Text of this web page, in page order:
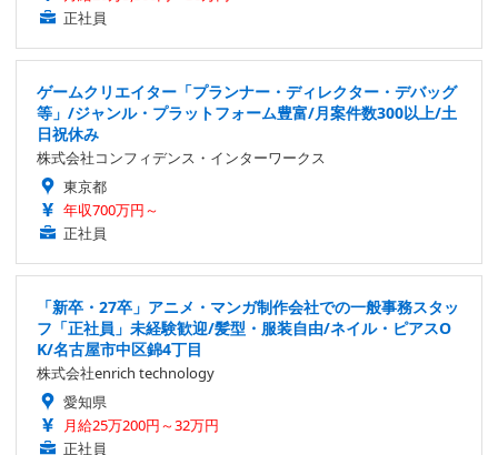
正社員
ゲームクリエイター「プランナー・ディレクター・デバッグ
等」/ジャンル・プラットフォーム豊富/月案件数300以上/土
日祝休み
株式会社コンフィデンス・インターワークス
東京都
年収700万円～
正社員
「新卒・27卒」アニメ・マンガ制作会社での一般事務スタッ
フ「正社員」未経験歓迎/髪型・服装自由/ネイル・ピアスO
K/名古屋市中区錦4丁目
株式会社enrich technology
愛知県
月給25万200円～32万円
正社員